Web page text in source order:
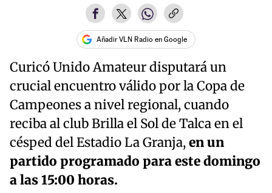
Añadir VLN Radio en Google
Curicó Unido Amateur disputará un
crucial encuentro válido por la Copa de
Campeones a nivel regional, cuando
reciba al club Brilla el Sol de Talca en el
césped del Estadio La Granja,en un
partido programado para este domingo
a las 15:00 horas.